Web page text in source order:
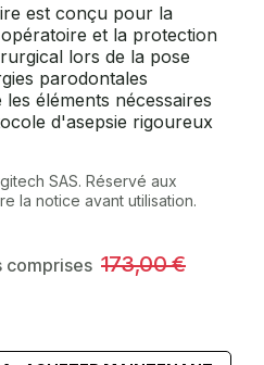
est conçu pour la
et la protection
lors de la pose
parodontales
éléments nécessaires
d'asepsie rigoureux
SAS. Réservé aux
la notice avant utilisation.
comprises 173,00€